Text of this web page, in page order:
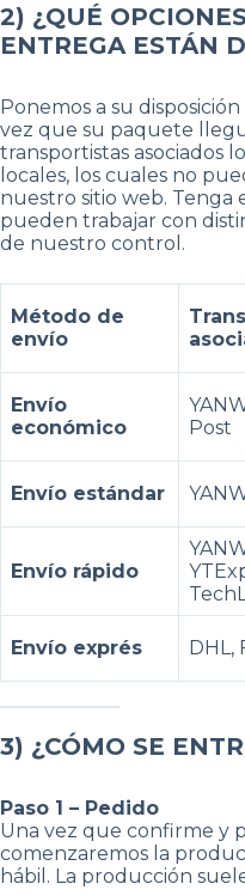
2) ¿QUÉ
ENTREGA ESTÁN
Ponemos a su
vez que su paquete
transportistas asociados
locales, los cuales no
nuestro sitio web. Tenga
pueden trabajar con
de nuestro control.
Método de
envío
Envío
económico
Post
Envío estándar
Envío rápido
Envío exprés DHL,
3) ¿CÓMO SE
Paso 1 – Pedido
Una vez que confirme y
comenzaremos la
hábil. La producción